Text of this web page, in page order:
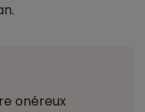
onéreux